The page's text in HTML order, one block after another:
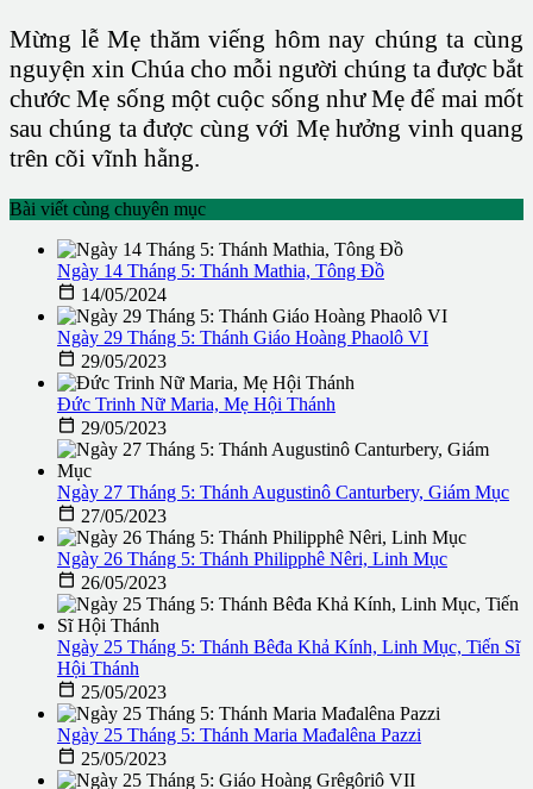
Mừng lễ Mẹ thăm viếng hôm nay chúng ta cùng
nguyện xin Chúa cho mỗi người chúng ta được bắt
chước Mẹ sống một cuộc sống như Mẹ để mai mốt
sau chúng ta được cùng với Mẹ hưởng vinh quang
trên cõi vĩnh hằng.
Bài viết cùng chuyên mục
Ngày 14 Tháng 5: Thánh Mathia, Tông Đồ
 14/05/2024
Ngày 29 Tháng 5: Thánh Giáo Hoàng Phaolô VI
 29/05/2023
Đức Trinh Nữ Maria, Mẹ Hội Thánh
 29/05/2023
Ngày 27 Tháng 5: Thánh Augustinô Canturbery, Giám Mục
 27/05/2023
Ngày 26 Tháng 5: Thánh Philipphê Nêri, Linh Mục
 26/05/2023
Ngày 25 Tháng 5: Thánh Bêđa Khả Kính, Linh Mục, Tiến Sĩ
Hội Thánh
 25/05/2023
Ngày 25 Tháng 5: Thánh Maria Mađalêna Pazzi
 25/05/2023